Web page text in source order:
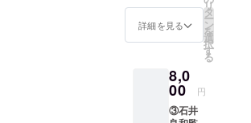
他 名前
を備考
欄に記
入くだ
① お礼
メッ
セージ
動画 ②
詳細を見る
リ
タ
ー
ン
を
選
択
す
る
8,0
00 円
③石井